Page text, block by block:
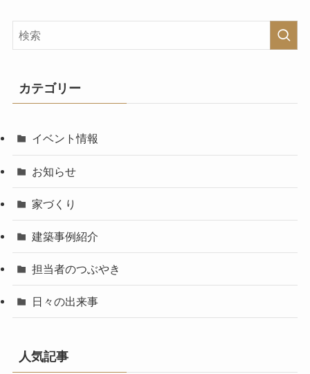
カテゴリー
イベント情報
お知らせ
家づくり
建築事例紹介
担当者のつぶやき
日々の出来事
人気記事